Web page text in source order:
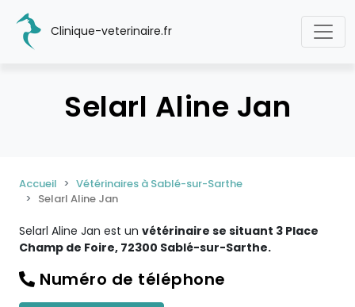
Clinique-veterinaire.fr
Selarl Aline Jan
Accueil
Vétérinaires à Sablé-sur-Sarthe
Selarl Aline Jan
Selarl Aline Jan est un vétérinaire se situant 3 Place
Champ de Foire, 72300 Sablé-sur-Sarthe.
Numéro de téléphone